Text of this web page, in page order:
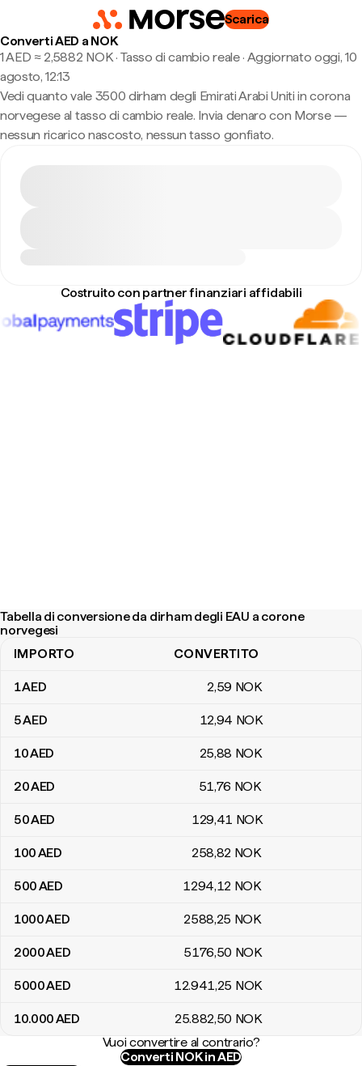
Scarica
Converti AED a NOK
1 AED ≈ 2,5882 NOK · Tasso di cambio reale· Aggiornato oggi, 10
agosto, 12:13
Vedi quanto vale 3500 dirham degli Emirati Arabi Uniti in corona
norvegese al tasso di cambio reale. Invia denaro con Morse —
nessun ricarico nascosto, nessun tasso gonfiato.
Costruito con partner finanziari affidabili
Tabella di conversione da dirham degli EAU a corone
norvegesi
Tabella di conversione da dirham degli EAU a corone norvegesi
IMPORTO CONVERTITO
1AED 2,59 NOK
5AED 12,94 NOK
10AED 25,88 NOK
20AED 51,76 NOK
50AED 129,41 NOK
100AED 258,82 NOK
500AED 1294,12 NOK
1000AED 2588,25 NOK
2000AED 5176,50 NOK
5000AED 12.941,25 NOK
10.000AED 25.882,50 NOK
Vuoi convertire al contrario?
Converti NOK in AED